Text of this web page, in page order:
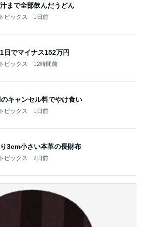
まで全部飲んだうどん
ピックス 1日前
日でマイナス152万円
ピックス 12時間前
キャンセル料でやけ食い
ピックス 1日前
3cm小さい本革の長財布
ピックス 2日前